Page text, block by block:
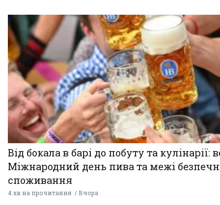
Від бокала в барі до побуту та кулінарії:
Міжнародний день пива та межі
споживання
4 хв на прочитання Вчора